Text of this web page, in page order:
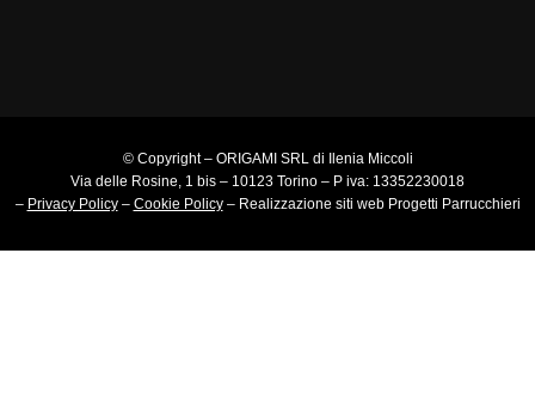
© Copyright – ORIGAMI SRL di Ilenia Miccoli
Via delle Rosine, 1 bis – 10123 Torino – P iva: 13352230018
– Privacy Policy– Cookie Policy– Realizzazione siti webProgetti Parrucchieri